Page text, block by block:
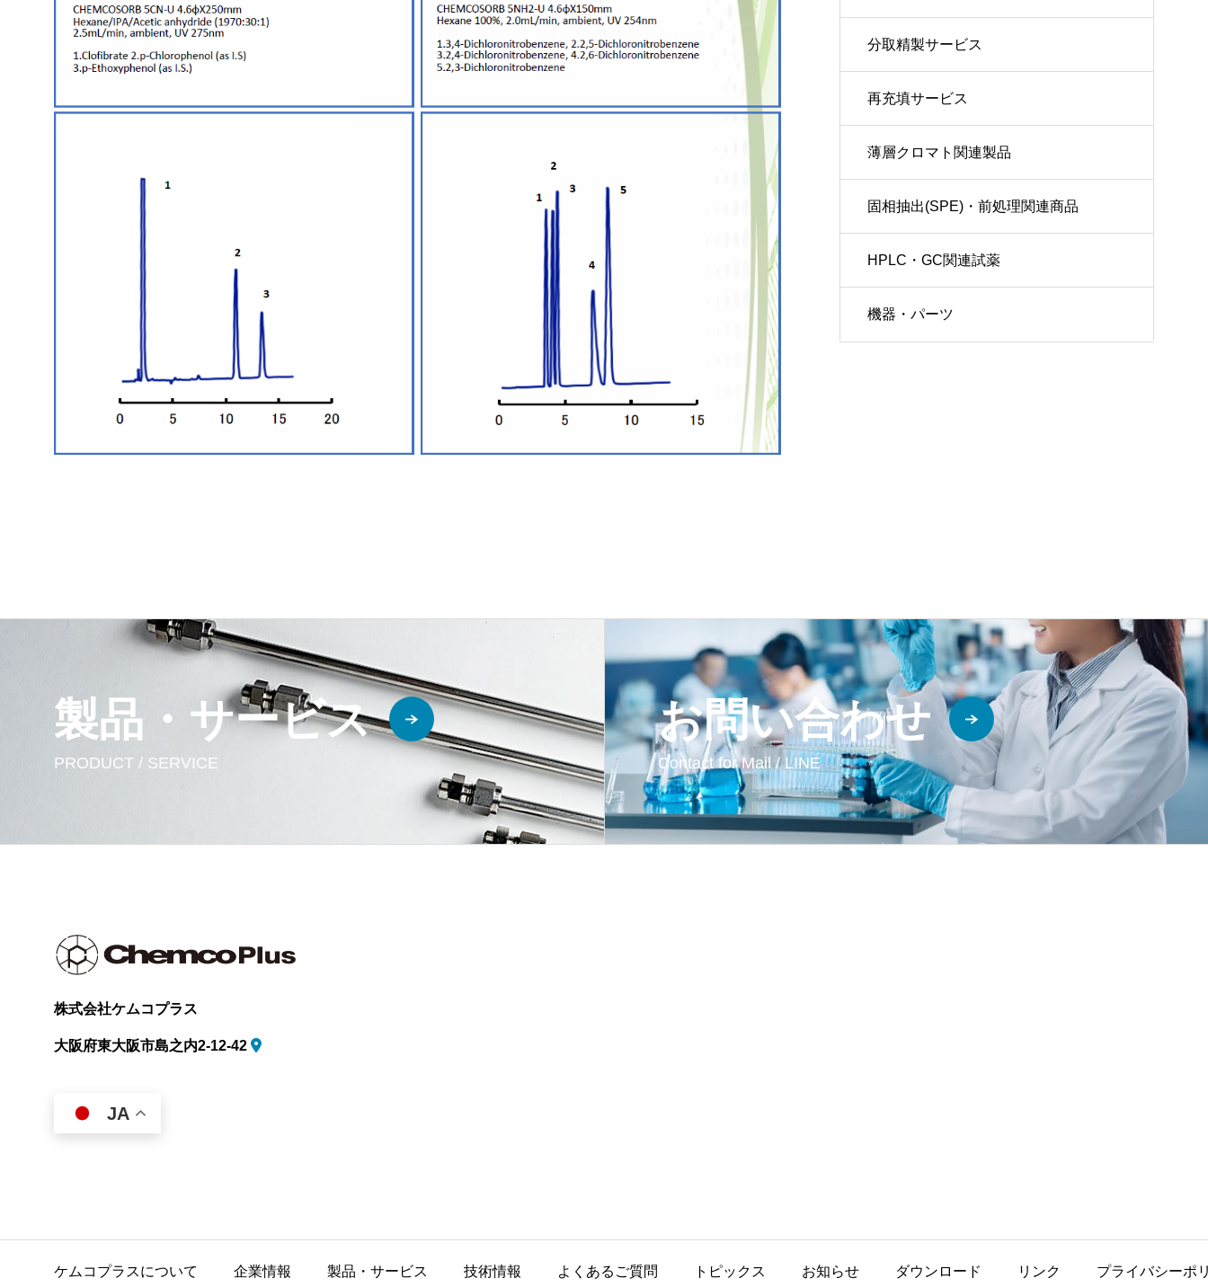
分取精製サービス
再充填サービス
薄層クロマト関連製品
固相抽出(SPE)・前処理関連商品
HPLC・GC関連試薬
機器・パーツ
製品・サービス
PRODUCT / SERVICE
お問い合わせ
Contact for Mail / LINE
株式会社ケムコプラス
大阪府東大阪市島之内2-12-42
JA
ケムコプラスについて 企業情報 製品・サービス 技術情報 よくあるご質問 トピックス お知らせ ダウンロード リンク プライバシーポ